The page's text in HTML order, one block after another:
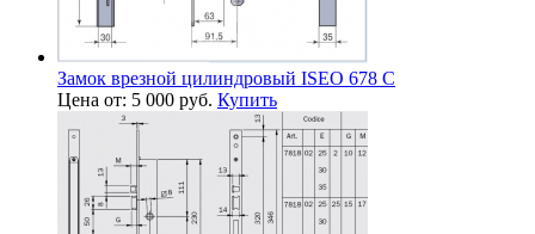
Замок врезной цилиндровый ISEO 678 С
Цена от: 5 000 руб. Купить